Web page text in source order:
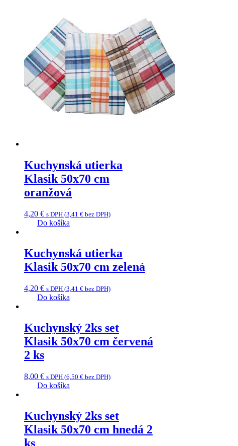
Kuchynská utierka
Klasik 50x70 cm
oranžová
4,20 € s DPH (3,41 € bez DPH)
Do košíka
Kuchynská utierka
Klasik 50x70 cm zelená
4,20 € s DPH (3,41 € bez DPH)
Do košíka
Kuchynský 2ks set
Klasik 50x70 cm červená
2 ks
8,00 € s DPH (6,50 € bez DPH)
Do košíka
Kuchynský 2ks set
Klasik 50x70 cm hnedá 2
ks